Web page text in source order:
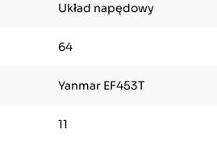
Układ napędowy
64
Yanmar EF453T
11